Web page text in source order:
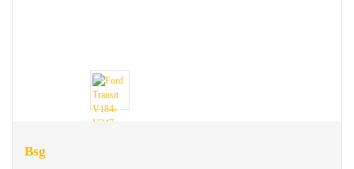
Bsg